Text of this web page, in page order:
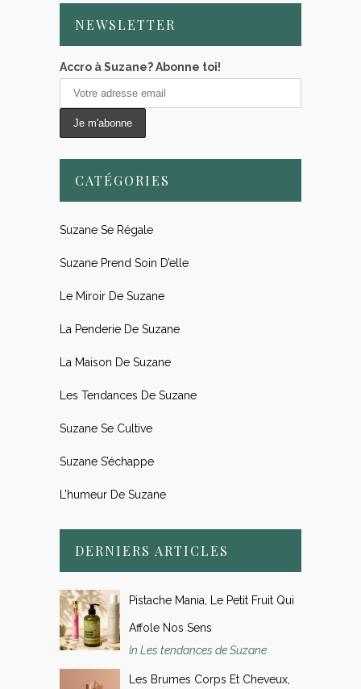
NEWSLETTER
Accro à Suzane? Abonne toi!
CATÉGORIES
Suzane Se Régale
Suzane Prend Soin D’elle
Le Miroir De Suzane
La Penderie De Suzane
La Maison De Suzane
Les Tendances De Suzane
Suzane Se Cultive
Suzane S’échappe
L’humeur De Suzane
DERNIERS ARTICLES
Pistache Mania, Le Petit Fruit Qui
Affole Nos Sens
In Les tendances de Suzane
Les Brumes Corps Et Cheveux,